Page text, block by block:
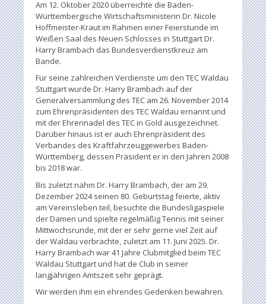
Am 12. Oktober 2020 überreichte die Baden-
Württembergische Wirtschaftsministerin Dr. Nicole
Hoffmeister-Kraut im Rahmen einer Feierstunde im
Weißen Saal des Neuen Schlosses in Stuttgart Dr.
Harry Brambach das Bundesverdienstkreuz am
Bande.
Für seine zahlreichen Verdienste um den TEC Waldau
Stuttgart wurde Dr. Harry Brambach auf der
Generalversammlung des TEC am 26. November 2014
zum Ehrenpräsidenten des TEC Waldau ernannt und
mit der Ehrennadel des TEC in Gold ausgezeichnet.
Darüber hinaus ist er auch Ehrenpräsident des
Verbandes des Kraftfahrzeuggewerbes Baden-
Württemberg, dessen Präsident er in den Jahren 2008
bis 2018 war.
Bis zuletzt nahm Dr. Harry Brambach, der am 29.
Dezember 2024 seinen 80. Geburtstag feierte, aktiv
am Vereinsleben teil, besuchte die Bundesligaspiele
der Damen und spielte regelmäßig Tennis mit seiner
Mittwochsrunde, mit der er sehr gerne viel Zeit auf
der Waldau verbrachte, zuletzt am 11. Juni 2025. Dr.
Harry Brambach war 41 Jahre Clubmitglied beim TEC
Waldau Stuttgart und hat de Club in seiner
langjährigen Amtszeit sehr geprägt.
Wir werden ihm ein ehrendes Gedenken bewahren.